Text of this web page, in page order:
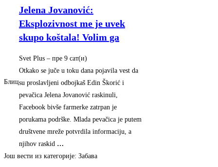
Блиц
Jelena Jovanović:
Eksplozivnost me je uvek
skupo koštala! Volim ga
Svet Plus – ‎пре 9 сат(и)‎
Otkako se juče u toku dana pojavila vest da
su proslavljeni odbojkaš Edin Škorić i
pevačica Jelena Jovanović raskinuli,
Facebook bivše farmerke zatrpan je
porukama podrške. Mlada pevačica je putem
društvene mreže potvrdila informaciju, a
njihov raskid …
Још вести из категорије: Забава